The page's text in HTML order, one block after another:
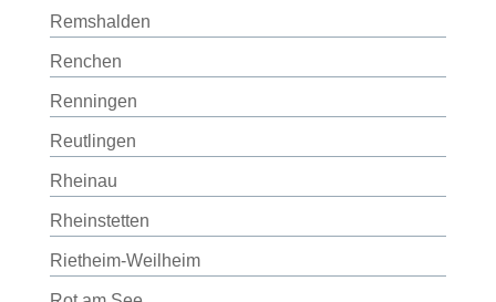
Remshalden
Renchen
Renningen
Reutlingen
Rheinau
Rheinstetten
Rietheim-Weilheim